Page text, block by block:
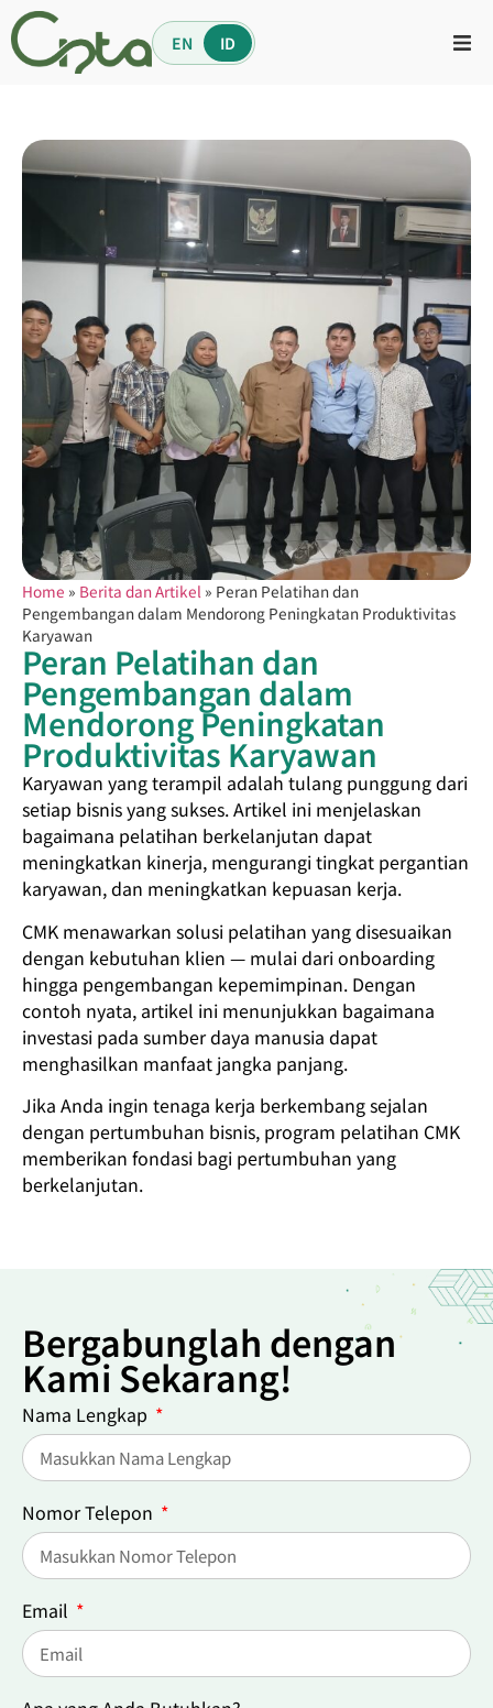
EN ID
Home » Berita dan Artikel » Peran Pelatihan dan
Pengembangan dalam Mendorong Peningkatan Produktivitas
Karyawan
Peran Pelatihan dan
Pengembangan dalam
Mendorong Peningkatan
Produktivitas Karyawan
Karyawan yang terampil adalah tulang punggung dari
setiap bisnis yang sukses. Artikel ini menjelaskan
bagaimana pelatihan berkelanjutan dapat
meningkatkan kinerja, mengurangi tingkat pergantian
karyawan, dan meningkatkan kepuasan kerja.
CMK menawarkan solusi pelatihan yang disesuaikan
dengan kebutuhan klien — mulai dari onboarding
hingga pengembangan kepemimpinan. Dengan
contoh nyata, artikel ini menunjukkan bagaimana
investasi pada sumber daya manusia dapat
menghasilkan manfaat jangka panjang.
Jika Anda ingin tenaga kerja berkembang sejalan
dengan pertumbuhan bisnis, program pelatihan CMK
memberikan fondasi bagi pertumbuhan yang
berkelanjutan.
Bergabunglah dengan
Kami Sekarang!
Nama Lengkap
Nomor Telepon
Email